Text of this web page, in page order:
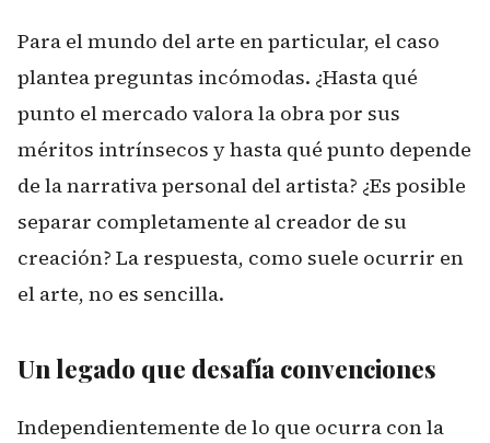
Para el mundo del arte en particular, el caso
plantea preguntas incómodas. ¿Hasta qué
punto el mercado valora la obra por sus
méritos intrínsecos y hasta qué punto depende
de la narrativa personal del artista? ¿Es posible
separar completamente al creador de su
creación? La respuesta, como suele ocurrir en
el arte, no es sencilla.
Un legado que desafía convenciones
Independientemente de lo que ocurra con la